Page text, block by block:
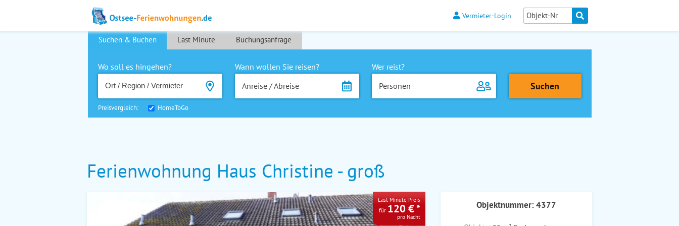
Vermieter-Login
Suchen & Buchen Last Minute Buchungsanfrage
Wo soll es hingehen?
Wann wollen Sie reisen?
Anreise / Abreise
Wer reist?
Personen
Preisvergleich: HomeToGo
Ferienwohnung Haus Christine - groß
Last Minute Preis
für 120 € *
pro Nacht
Objektnummer: 4377